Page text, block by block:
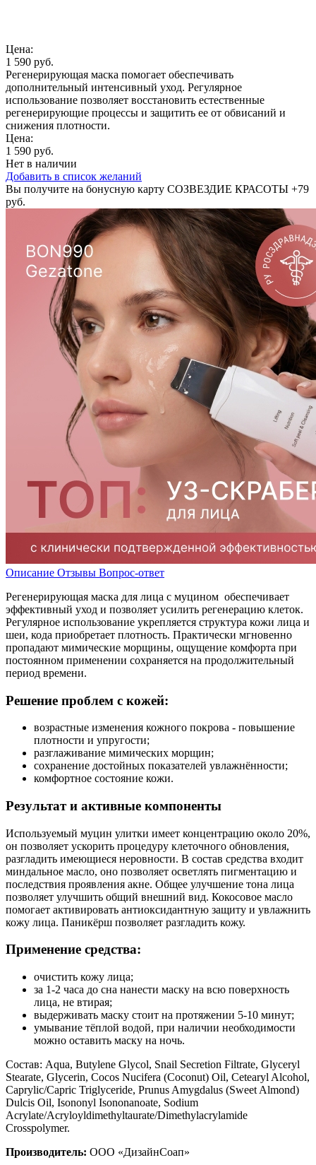
Цена:
1 590 руб.
Регенерирующая маска помогает обеспечивать
дополнительный интенсивный уход. Регулярное
использование позволяет восстановить естественные
регенерирующие процессы и защитить ее от обвисаний и
снижения плотности.
Цена:
1 590 руб.
Нет в наличии
Добавить в список желаний
Вы получите на бонусную карту СОЗВЕЗДИЕ КРАСОТЫ +79
руб.
Описание Отзывы Вопрос-ответ
Регенерирующая маска для лица с муцином обеспечивает
эффективный уход и позволяет усилить регенерацию клеток.
Регулярное использование укрепляется структура кожи лица и
шеи, кода приобретает плотность. Практически мгновенно
пропадают мимические морщины, ощущение комфорта при
постоянном применении сохраняется на продолжительный
период времени.
Решение проблем с кожей:
возрастные изменения кожного покрова - повышение
плотности и упругости;
разглаживание мимических морщин;
сохранение достойных показателей увлажнённости;
комфортное состояние кожи.
Результат и активные компоненты
Используемый муцин улитки имеет концентрацию около 20%,
он позволяет ускорить процедуру клеточного обновления,
разгладить имеющиеся неровности. В состав средства входит
миндальное масло, оно позволяет осветлять пигментацию и
последствия проявления акне. Общее улучшение тона лица
позволяет улучшить общий внешний вид. Кокосовое масло
помогает активировать антиоксидантную защиту и увлажнить
кожу лица. Паникёрш позволяет разгладить кожу.
Применение средства:
очистить кожу лица;
за 1-2 часа до сна нанести маску на всю поверхность
лица, не втирая;
выдерживать маску стоит на протяжении 5-10 минут;
умывание тёплой водой, при наличии необходимости
можно оставить маску на ночь.
Состав: Aqua, Butylene Glycol, Snail Secretion Filtrate, Glyceryl
Stearate, Glycerin, Cocos Nucifera (Coconut) Oil, Cetearyl Alcohol,
Caprylic/Capric Triglyceride, Prunus Amygdalus (Sweet Almond)
Dulcis Oil, Isononyl Isononanoate, Sodium
Acrylate/Acryloyldimethyltaurate/Dimethylacrylamide
Crosspolymer.
Производитель: ООО «ДизайнСоап»